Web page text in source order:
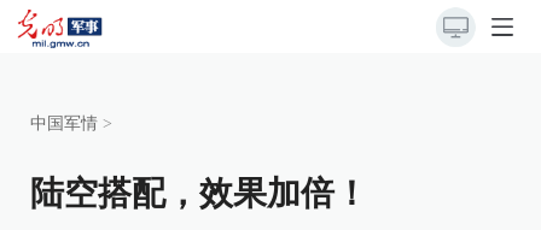
中国军情 >
陆空搭配，效果加倍！